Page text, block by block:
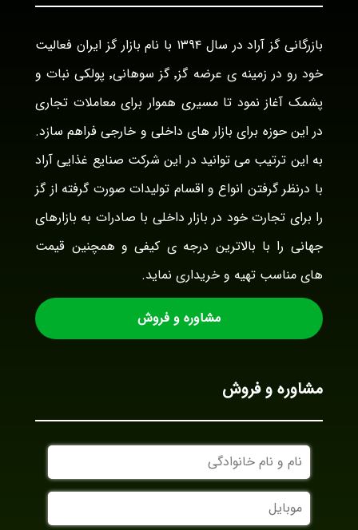
بازرگانی گز آراد در سال ۱۳۹۴ با نام بازار گز ایران فعالیت
خود رو در زمینه ی عرضه گز٬ گز سوهانی٬ پولکی نبات و
پشمک آغاز نمود تا مسیری هموار برای معاملات تجاری
در این حوزه برای بازار های داخلی و خارجی فراهم سازد.
به این ترتیب می توانید در این شرکت صنایع غذایی آراد
با درنظر گرفتن انواع و اقسام تولیدات صورت گرفته از گز
را برای تجارت خود در بازار داخلی با صادرات به بازارهای
جهانی را با بالاترین درجه ی کیفی و همچنین قیمت
های مناسب تهیه و خریداری نماید.
مشاوره و فروش
مشاوره و فروش
نام
و
نام
خانوادگی
موبایل